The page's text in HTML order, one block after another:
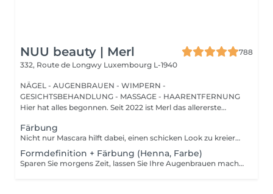
NUU beauty | Merl
788
332, Route de Longwy Luxembourg L-1940
NÄGEL - AUGENBRAUEN - WIMPERN -
GESICHTSBEHANDLUNG - MASSAGE - HAARENTFERNUNG
Hier hat alles begonnen. Seit 2022 ist Merl das allererste
Färbung
Nicht nur Mascara hilft dabei, einen schicken Look zu kreieren, sondern auch das Färben Ihrer Wimpern! Wie wird das Wimpern färben durchgeführt? - Wimpern werden gewaschen - Augencreme wird aufgetragen - Klebeband und die Patches werden aufgetragen - färben - Klebeband und die Patches werden entfernt Altersbeschränkungen: empfohlenes Mindestalter ab 14 Jahren. Empfehlungen nach dem Eingriff: die Wimpern 24 Stunden nach dem Eingriff nicht nass machen. Frequenz: einmal in 2-3 Wochen.
Formdefinition + Färbung (Henna, Farbe)
Sparen Sie morgens Zeit, lassen Sie Ihre Augenbrauen machen! Wie wird die Formgebung und das Färben durchgeführt? - Beratung (um die perfekte Form und Farbe zu besprechen) - Vorbereitung (Augenbrauen werden gewaschen und markiert) - wachsen (Überschüssige Haare werden mit Wachs entfernt) - zupfen (Überschüssige Haare werden mit einer Pinzette entfernt) - färben (Farbe oder Henna wird aufgetragen) - Überschüssige Farbe wird entfernt - Antiseptikum und Creme werden aufgetragen Altersbeschränkungen: empfohlenes Mindestalter ab 14 Jahren. Empfehlungen nach dem Eingriff: die Augenbrauen 12 Stunden lang nicht waschen und kein Make-up auftragen. Frequenz: einmal in 3-4 Wochen.